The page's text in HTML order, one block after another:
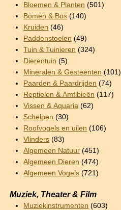
Bloemen & Planten (501)
Bomen & Bos (140)
Kruiden (46)
Paddenstoelen (49)
Tuin & Tuinieren (324)
Dierentuin (5)
Mineralen & Gesteenten (101)
Paarden & Paardrijden (74)
Reptielen & Amfibieën (117)
Vissen & Aquaria (62)
Schelpen (30)
Roofvogels en uilen (106)
Vlinders (83)
Algemeen Natuur (451)
Algemeen Dieren (474)
Algemeen Vogels (721)
Muziek, Theater & Film
Muziekinstrumenten (603)